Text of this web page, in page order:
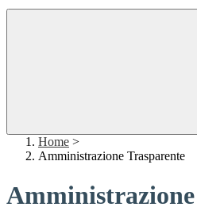
Home >
Amministrazione Trasparente